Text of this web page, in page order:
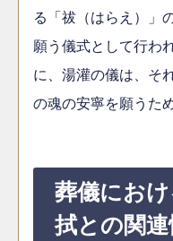
る「祓（はらえ）」
願う儀式として行わ
に、湯灌の儀は、そ
の魂の安寧を願うた
葬儀にお
拭との関